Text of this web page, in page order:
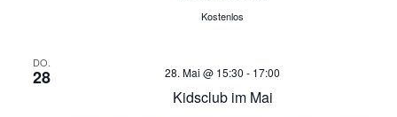
Kostenlos
DO.
28
Kidsclub im Mai
28. Mai @ 15:30 - 17:00